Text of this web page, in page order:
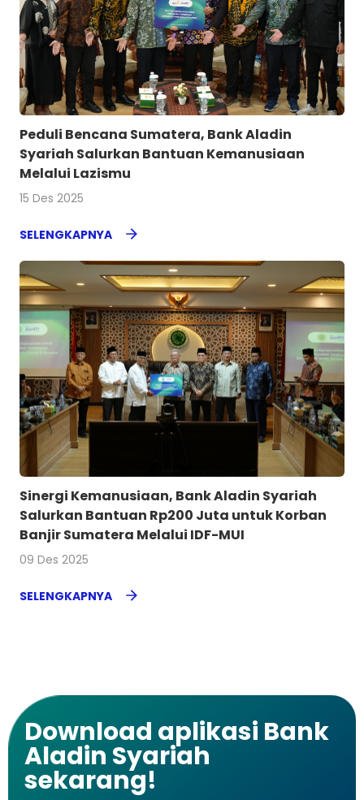
Peduli Bencana Sumatera, Bank Aladin
Syariah Salurkan Bantuan Kemanusiaan
Melalui Lazismu
15 Des 2025
SELENGKAPNYA
Sinergi Kemanusiaan, Bank Aladin Syariah
Salurkan Bantuan Rp200 Juta untuk Korban
Banjir Sumatera Melalui IDF-MUI
09 Des 2025
SELENGKAPNYA
Download aplikasi Bank
Aladin Syariah
sekarang!